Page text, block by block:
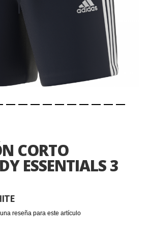
CORTO
ESSENTIALS 3
reseña para este artículo